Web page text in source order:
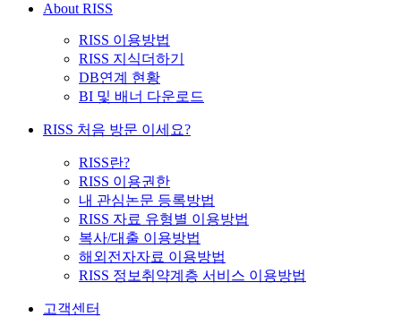
About RISS
RISS 이용방법
RISS 지식더하기
DB연계 현황
BI 및 배너 다운로드
RISS 처음 방문 이세요?
RISS란?
RISS 이용권한
내 관심논문 등록방법
RISS 자료 유형별 이용방법
복사/대출 이용방법
해외전자자료 이용방법
RISS 정보취약계층 서비스 이용방법
고객센터